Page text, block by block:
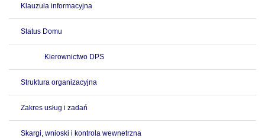
Klauzula informacyjna
Status Domu
Kierownictwo DPS
Struktura organizacyjna
Zakres usług i zadań
Skargi, wnioski i kontrola wewnetrzna